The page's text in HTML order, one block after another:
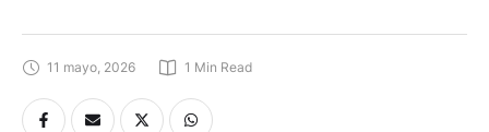
11 mayo, 2026 1 Min Read